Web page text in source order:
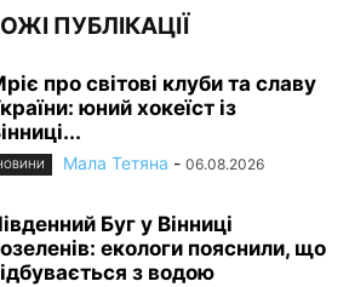
ПУБЛІКАЦІЇ
про світові клуби та славу
юний хокеїст із
Мала Тетяна - 06.08.2026
Буг у Вінниці
екологи пояснили, що
з водою